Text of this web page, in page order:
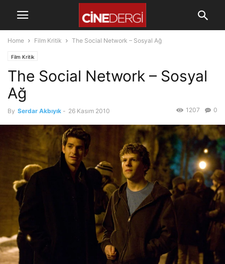
Home Film Kritik The Social Network – Sosyal Ağ
Film Kritik
The Social Network – Sosyal
Ağ
By Serdar Akbıyık - 26 Kasım 2010 0
1207